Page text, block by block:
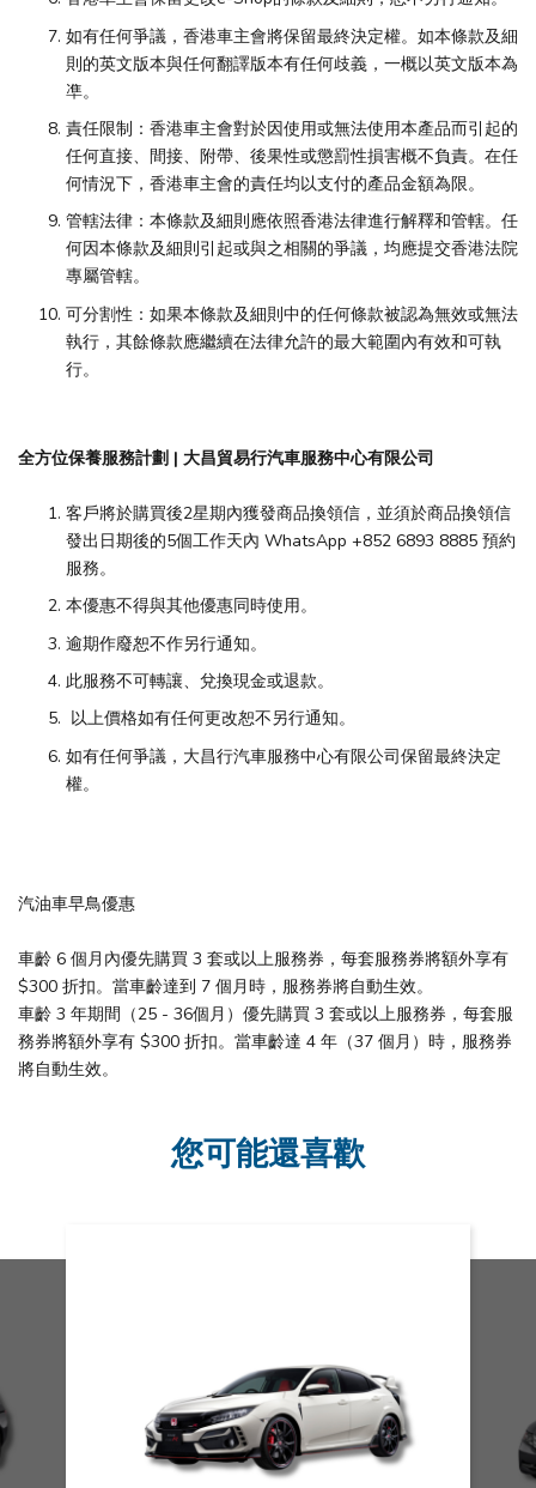
如有任何爭議，香港車主會將保留最終決定權。如本條款及細
則的英文版本與任何翻譯版本有任何歧義，一概以英文版本為
凖。
責任限制：香港車主會對於因使用或無法使用本產品而引起的
任何直接、間接、附帶、後果性或懲罰性損害概不負責。在任
何情況下，香港車主會的責任均以支付的產品金額為限。
管轄法律：本條款及細則應依照香港法律進行解釋和管轄。任
何因本條款及細則引起或與之相關的爭議，均應提交香港法院
專屬管轄。
可分割性：如果本條款及細則中的任何條款被認為無效或無法
執行，其餘條款應繼續在法律允許的最大範圍內有效和可執
行。
全方位保養服務計劃 | 大昌貿易行汽車服務中心有限公司
客戶將於購買後2星期內獲發商品換領信，並須於商品換領信
發出日期後的5個工作天內 WhatsApp +852 6893 8885 預約
服務。
本優惠不得與其他優惠同時使用。
逾期作廢恕不作另行通知。
此服務不可轉讓、兌換現金或退款。
以上價格如有任何更改恕不另行通知。
如有任何爭議，大昌行汽車服務中心有限公司保留最終決定
權。
汽油車早鳥優惠
車齡 6 個月內優先購買 3 套或以上服務券，每套服務券將額外享有
$300 折扣。當車齡達到 7 個月時，服務券將自動生效。
車齡 3 年期間（25 - 36個月）優先購買 3 套或以上服務券，每套服
務券將額外享有 $300 折扣。當車齡達 4 年（37 個月）時，服務券
將自動生效。
您可能還喜歡